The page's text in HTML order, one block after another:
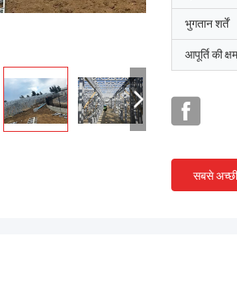
भुगतान शर्तें
आपूर्ति की
सबसे